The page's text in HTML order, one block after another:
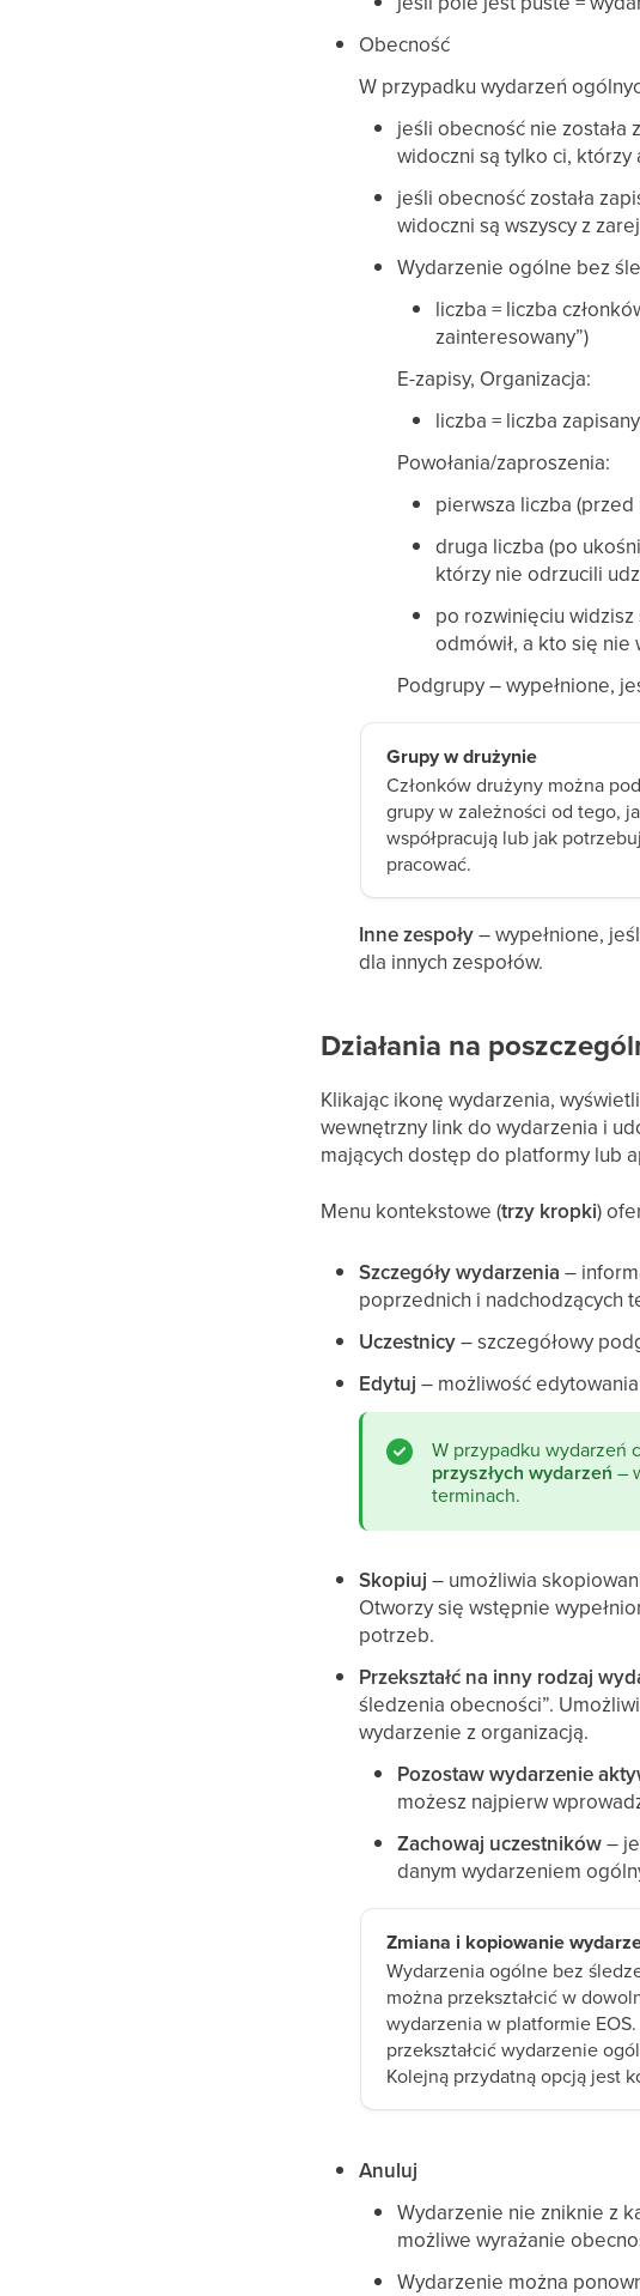
Obecność
W przypadku wydarzeń
jeśli obecność nie została
widoczni są tylko ci,
jeśli obecność została
widoczni są wszyscy z
Wydarzenie ogólne bez
liczba = liczba
zainteresowany”)
E-zapisy, Organizacja:
liczba = liczba
Powołania/zaproszenia:
pierwsza liczba
druga liczba (po
którzy nie odrzucili
po rozwinięciu
odmówił, a kto się nie
Podgrupy – wypełnione,
Grupy w drużynie
Członków drużyny można
grupy w zależności od tego,
współpracują lub jak
pracować.
Inne zespoły– wypełnione,
dla innych zespołów.
Działania na
Klikając ikonę wydarzenia,
wewnętrzny link do wydarzenia i
mających dostęp do platformy lub
Menu kontekstowe (trzy kropki)
Szczegóły wydarzenia –
poprzednich i nadchodzących
Uczestnicy– szczegółowy
Edytuj – możliwość
W przypadku wydarzeń
przyszłych wydarzeń –
terminach.
Skopiuj – umożliwia
Otworzy się wstępnie
potrzeb.
Przekształć na inny rodzaj
śledzenia obecności”.
wydarzenie z organizacją.
Pozostaw wydarzenie
możesz najpierw
Zachowaj uczestników–
danym wydarzeniem
Zmiana i kopiowanie
Wydarzenia ogólne bez
można przekształcić w
wydarzenia w platformie
przekształcić wydarzenie
Kolejną przydatną opcją jest
Anuluj
Wydarzenie nie zniknie z
możliwe wyrażanie
Wydarzenie można